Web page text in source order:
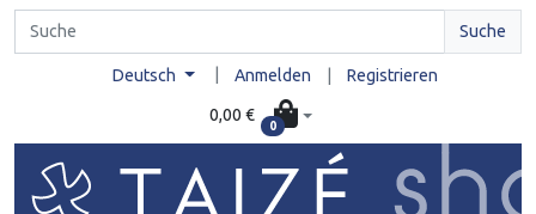
Suche
Deutsch Anmelden Registrieren
0,00 €
0